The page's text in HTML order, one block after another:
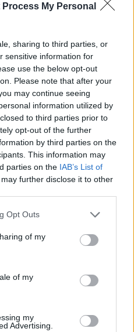
Process My Personal
sharing to third parties, or
sensitive information for
use the below opt-out
Please note that after your
may continue seeing
information utilized by
to third parties prior to
opt-out of the further
by third parties on the
This information may
parties on the IAB’s List of
further disclose it to other
uses one or more Google
behaviour. You may click to
and its third-party tags to
purposes in below Google
Opt Outs
of my
of my
my
Advertising.
προορισμοί
της Κρήτης: Το φαράγγι
παραλία στο Λιβυκό
που αξίζει να